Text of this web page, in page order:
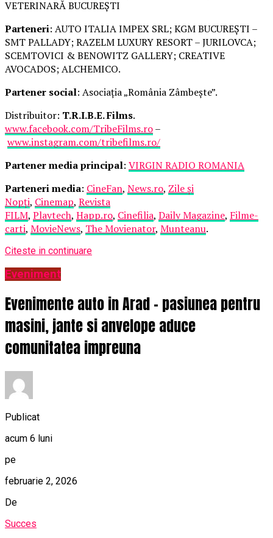
VETERINARĂ BUCUREȘTI
Parteneri: AUTO ITALIA IMPEX SRL; KGM BUCUREȘTI –
SMT PALLADY; RAZELM LUXURY RESORT – JURILOVCA;
SCEMTOVICI & BENOWITZ GALLERY; CREATIVE
AVOCADOS; ALCHEMICO.
Partener social: Asociația „România Zâmbește”.
Distribuitor: T.R.I.B.E. Films.
www.facebook.com/TribeFilms.ro–
www.instagram.com/tribefilms.ro/
Partener media principal: VIRGIN RADIO ROMANIA
Parteneri media: CineFan, News.ro, Zile și
Nopți, Cinemap, Revista
FILM, Playtech, Happ.ro, Cinefilia, Daily Magazine, Filme-
carti, MovieNews, The Movienator, Munteanu.
Citeste in continuare
Eveniment
Evenimente auto in Arad – pasiunea pentru
masini, jante si anvelope aduce
comunitatea impreuna
Publicat
acum 6 luni
pe
februarie 2, 2026
De
Succes